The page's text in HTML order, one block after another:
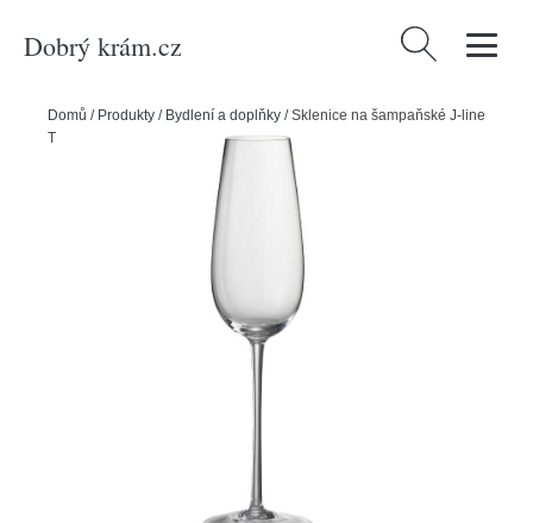
Dobrý krám.cz Vyhledávání
Domů / Produkty / Bydlení a doplňky /Sklenice na šampaňské J-line
Tiano 280 ml